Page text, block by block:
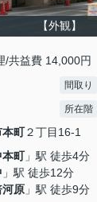
【外観】
/共益費 14,000円
間取り
所在階
本町２丁目16-1
本町」駅 徒歩4分
」駅 徒歩12分
河原 」駅 徒歩9分